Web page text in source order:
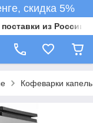
скидка 5%
из России в
Кофеварки